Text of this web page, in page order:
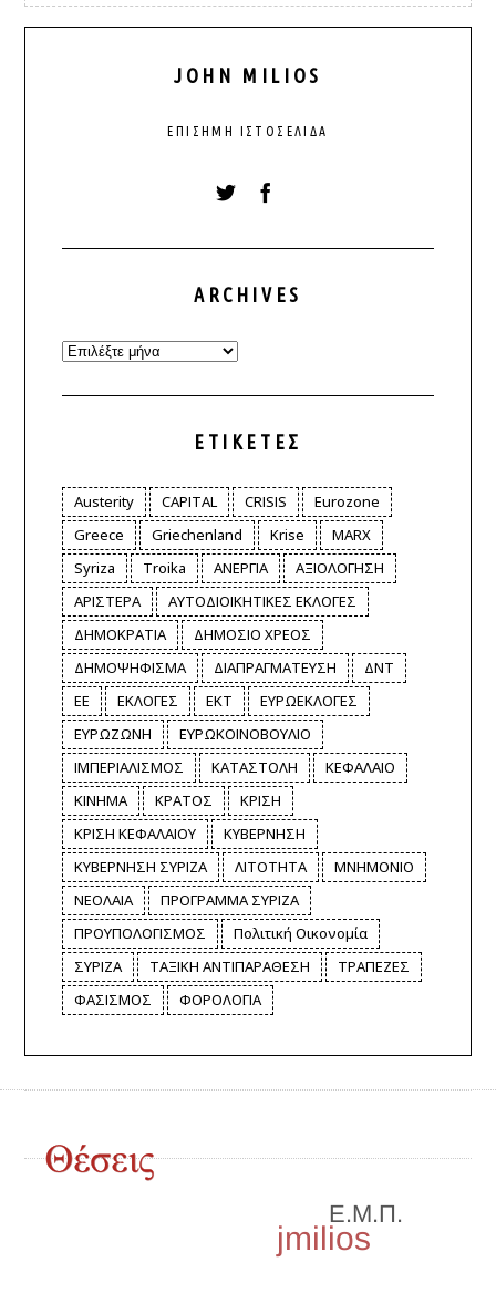
JOHN MILIOS
ΕΠΊΣΗΜΗ ΙΣΤΟΣΕΛΊΔΑ
ARCHIVES
Archives
ΕΤΙΚΈΤΕΣ
Austerity CAPITAL CRISIS
Eurozone
Greece
Griechenland Krise
MARX
Syriza
Troika ΑΝΕΡΓΙΑ
ΑΞΙΟΛΟΓΗΣΗ
ΑΡΙΣΤΕΡΑ
ΑΥΤΟΔΙΟΙΚΗΤΙΚΕΣ ΕΚΛΟΓΕΣ
ΔΗΜΟΚΡΑΤΙΑ
ΔΗΜΟΣΙΟ ΧΡΕΟΣ
ΔΗΜΟΨΗΦΙΣΜΑ
ΔΙΑΠΡΑΓΜΑΤΕΥΣΗ
ΔΝΤ
ΕΕ
ΕΚΛΟΓΕΣ ΕΚΤ
ΕΥΡΩΕΚΛΟΓΕΣ
ΕΥΡΩΖΩΝΗ
ΕΥΡΩΚΟΙΝΟΒΟΥΛΙΟ
ΙΜΠΕΡΙΑΛΙΣΜΟΣ
ΚΑΤΑΣΤΟΛΗ
ΚΕΦΑΛΑΙΟ
ΚΙΝΗΜΑ
ΚΡΑΤΟΣ
ΚΡΙΣΗ
ΚΡΙΣΗ ΚΕΦΑΛΑΙΟΥ
ΚΥΒΕΡΝΗΣΗ
ΚΥΒΕΡΝΗΣΗ ΣΥΡΙΖΑ
ΛΙΤΟΤΗΤΑ
ΜΝΗΜΟΝΙΟ
ΝΕΟΛΑΙΑ
ΠΡΟΓΡΑΜΜΑ ΣΥΡΙΖΑ
ΠΡΟΥΠΟΛΟΓΙΣΜΟΣ
Πολιτική Οικονομία
ΣΥΡΙΖΑ
ΤΑΞΙΚΗ ΑΝΤΙΠΑΡΑΘΕΣΗ
ΤΡΑΠΕΖΕΣ
ΦΑΣΙΣΜΟΣ
ΦΟΡΟΛΟΓΙΑ